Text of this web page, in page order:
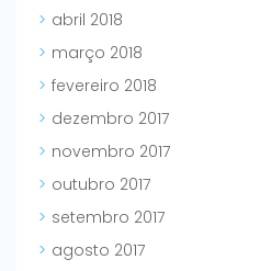
abril 2018
março 2018
fevereiro 2018
dezembro 2017
novembro 2017
outubro 2017
setembro 2017
agosto 2017